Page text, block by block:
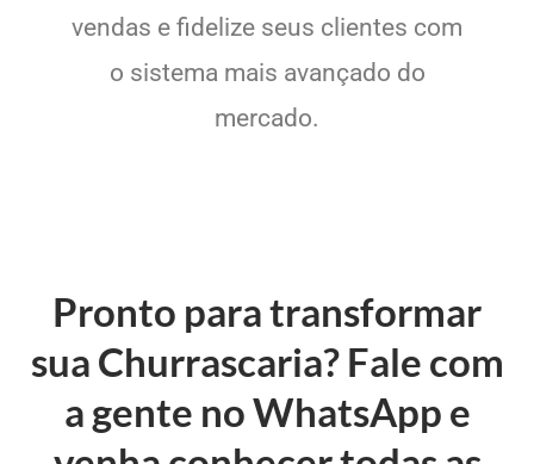
vendas e fidelize seus clientes com
o sistema mais avançado do
mercado.
Pronto para transformar
sua Churrascaria? Fale com
a gente no WhatsApp e